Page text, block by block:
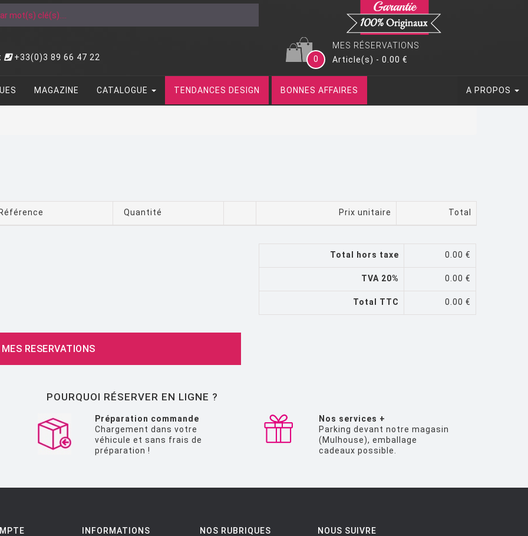
+33(0)3 89 66 47 22
MES RÉSERVATIONS
0
Article(s) - 0.00 €
MAGAZINE CATALOGUE TENDANCES DESIGN BONNES AFFAIRES A PROPOS
Quantité Prix unitaire Total
Total hors taxe 0.00 €
TVA 20% 0.00 €
Total TTC 0.00 €
RESERVATIONS
POURQUOI RÉSERVER EN LIGNE ?
Préparation commande
Chargement dans votre
véhicule et sans frais de
préparation !
Nos services +
Parking devant notre magasin
(Mulhouse), emballage
cadeaux possible.
INFORMATIONS NOS RUBRIQUES NOUS SUIVRE